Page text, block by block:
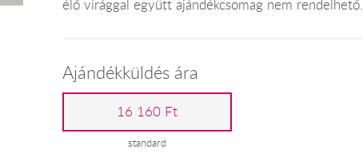
élő virággal együtt ajándékcsomag nem rendelhető.
Ajándékküldés ára
16 160 Ft
standard